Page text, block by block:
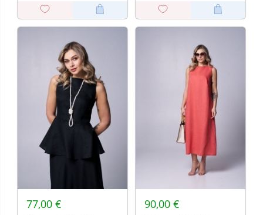
77,00 € 90,00 €